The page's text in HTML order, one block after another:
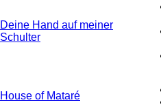
Deine Hand auf meiner
Schulter
House of Mataré